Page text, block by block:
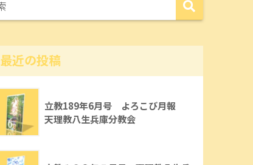
最近の投稿
立教189年6月号 よろこび月報
天理教八生兵庫分教会